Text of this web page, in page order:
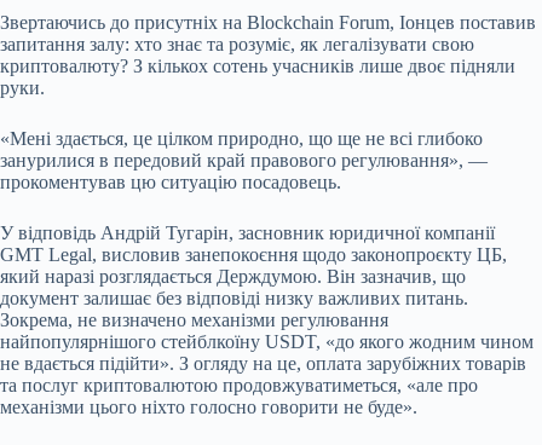
Звертаючись до присутніх на Blockchain Forum, Іонцев поставив
запитання залу: хто знає та розуміє, як легалізувати свою
криптовалюту? З кількох сотень учасників лише двоє підняли
руки.
«Мені здається, це цілком природно, що ще не всі глибоко
занурилися в передовий край правового регулювання», —
прокоментував цю ситуацію посадовець.
У відповідь Андрій Тугарін, засновник юридичної компанії
GMT Legal, висловив занепокоєння щодо законопроєкту ЦБ,
який наразі розглядається Держдумою. Він зазначив, що
документ залишає без відповіді низку важливих питань.
Зокрема, не визначено механізми регулювання
найпопулярнішого стейблкоїну USDT, «до якого жодним чином
не вдається підійти». З огляду на це, оплата зарубіжних товарів
та послуг криптовалютою продовжуватиметься, «але про
механізми цього ніхто голосно говорити не буде».